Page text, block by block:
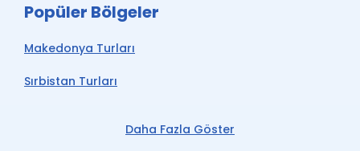
Daha Fazla Göster
Popüler Bölgeler
Makedonya Turları
Sırbistan Turları